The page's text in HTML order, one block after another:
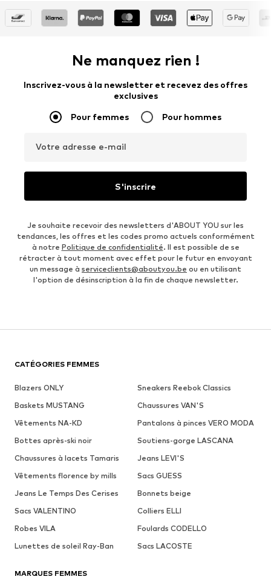
Ne manquez rien !
Inscrivez-vous à la newsletter et recevez des offres
exclusives
Pour femmes Pour hommes
Votre adresse e-mail
S'inscrire
Je souhaite recevoir des newsletters d'ABOUT YOU sur les
tendances, les offres et les codes promo actuels conformément
à notre Politique de confidentialité. Il est possible de se
rétracter à tout moment avec effet pour le futur en envoyant
un message à serviceclients@aboutyou.be ou en utilisant
l'option de désinscription à la fin de chaque newsletter.
CATÉGORIES FEMMES
Blazers ONLY
Sneakers Reebok Classics
Baskets MUSTANG
Chaussures VAN'S
Vêtements NA-KD
Pantalons à pinces VERO MODA
Bottes après-ski noir
Soutiens-gorge LASCANA
Chaussures à lacets Tamaris
Jeans LEVI'S
Vêtements florence by mills
Sacs GUESS
Jeans Le Temps Des Cerises
Bonnets beige
Sacs VALENTINO
Colliers ELLI
Robes VILA
Foulards CODELLO
Lunettes de soleil Ray-Ban
Sacs LACOSTE
MARQUES FEMMES